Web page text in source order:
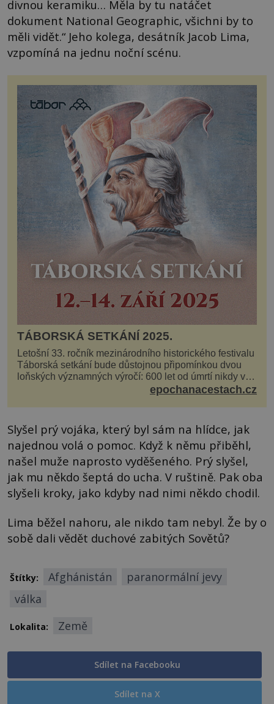
divnou keramiku… Měla by tu natáčet
dokument National Geographic, všichni by to
měli vidět.“ Jeho kolega, desátník Jacob Lima,
vzpomíná na jednu noční scénu.
TÁBORSKÁ SETKÁNÍ 2025.
Letošní 33. ročník mezinárodního historického festivalu
Táborská setkání bude důstojnou připomínkou dvou
loňských významných výročí: 600 let od úmrtí nikdy v
poli neporaženého hejtmana Jana Žižky z Tr...
epochanacestach.cz
Slyšel prý vojáka, který byl sám na hlídce, jak
najednou volá o pomoc. Když k němu přiběhl,
našel muže naprosto vyděšeného. Prý slyšel,
jak mu někdo šeptá do ucha. V ruštině. Pak oba
slyšeli kroky, jako kdyby nad nimi někdo chodil.
Lima běžel nahoru, ale nikdo tam nebyl. Že by o
sobě dali vědět duchové zabitých Sovětů?
Štítky: Afghánistán
paranormální jevy
válka
Lokalita: Země
Sdílet na Facebooku
Sdílet na X